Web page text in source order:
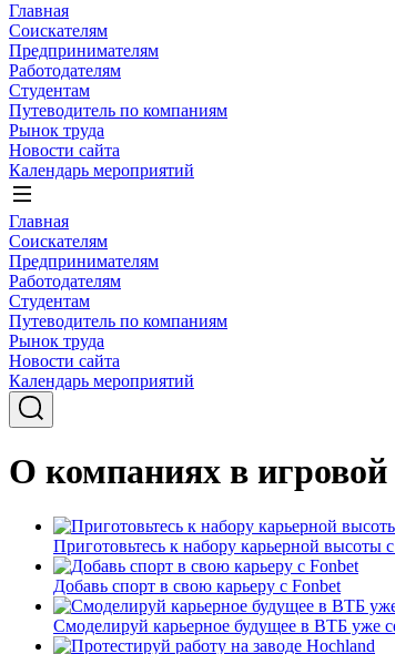
Главная
Соискателям
Предпринимателям
Работодателям
Студентам
Путеводитель по компаниям
Рынок труда
Новости сайта
Календарь мероприятий
Главная
Соискателям
Предпринимателям
Работодателям
Студентам
Путеводитель по компаниям
Рынок труда
Новости сайта
Календарь мероприятий
О компаниях в
Приготовьтесь к набору карьерной высоты
Добавь спорт в свою карьеру с Fonbet
Смоделируй карьерное будущее в ВТБ уже